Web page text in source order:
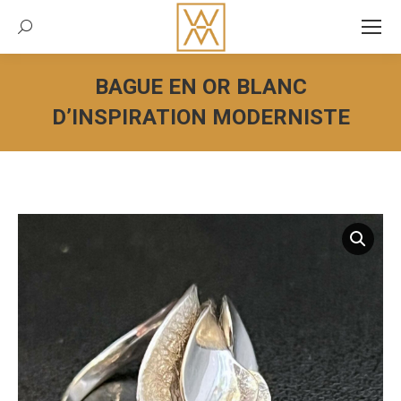
Recherche:
BAGUE EN OR BLANC
D’INSPIRATION MODERNISTE
Vous êtes ici :